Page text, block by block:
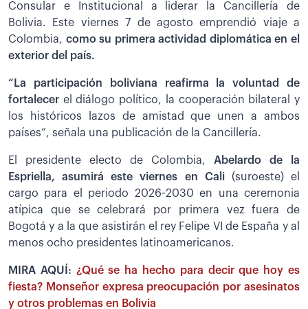
Consular e Institucional a liderar la Cancillería de
Bolivia.
Este viernes 7 de agosto emprendió viaje a
Colombia, como su primera actividad diplomática en el
exterior del país.
“La participación boliviana reafirma la voluntad de
fortalecer el diálogo político, la cooperación bilateral y
los históricos lazos de amistad que unen a ambos
países”, señala una publicación de la Cancillería.
El presidente electo de Colombia, Abelardo de la
Espriella, asumirá este viernes en Cali (suroeste) el
cargo para el periodo 2026-2030 en una ceremonia
atípica que se celebrará por primera vez fuera de
Bogotá y a la que asistirán el rey Felipe VI de España y al
menos ocho presidentes latinoamericanos.
MIRA AQUÍ: ¿Qué se ha hecho para decir que hoy es
fiesta? Monseñor expresa preocupación por asesinatos
y otros problemas en Bolivia